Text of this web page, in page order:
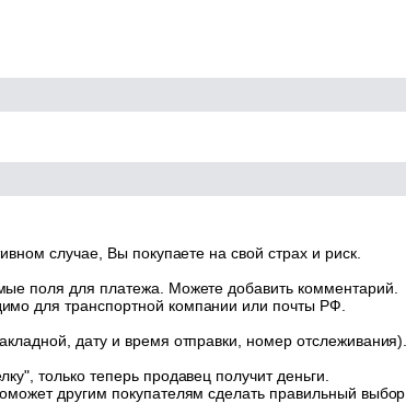
случае, Вы покупаете на свой страх и риск.
поля для платежа. Можете добавить комментарий.
для транспортной компании или почты РФ.
дату и время отправки, номер отслеживания).
только теперь продавец получит деньги.
другим покупателям сделать правильный выбор.